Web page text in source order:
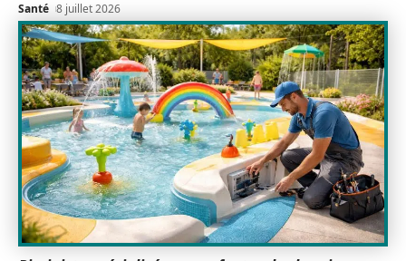
Santé 8 juillet 2026